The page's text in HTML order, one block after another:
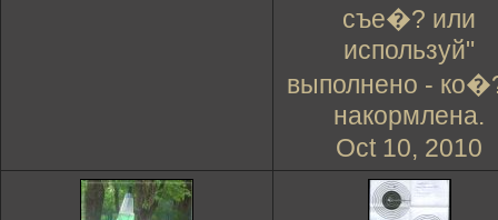
съе�? или
используй"
выполнено -
накормлена.
Oct 10, 2010